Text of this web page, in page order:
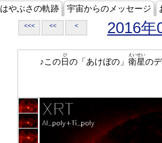
はやぶさの軌跡 宇宙からのメッセージ
<<< << < 2016年
♪この日
ひ
の「あけぼの」 衛星
えいせい
の